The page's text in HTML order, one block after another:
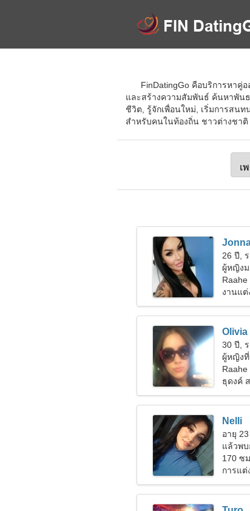
FinDatingGo คือบริการหา
และสร้างความสัมพันธ์ ค้นหาพัน
ชีวิต, รู้จักเพื่อนใหม่, เริ่มการสน
สำหรับคนในท้องถิ่น ชาวต่างชาติ
26 ปี,
ผู้หญิงม
งานแต่
Olivia
30 ปี,
ผู้หญิง
Raahe
ธุดงค์
Nelli
อายุ
แล้วพ
170 ซ
การแต่